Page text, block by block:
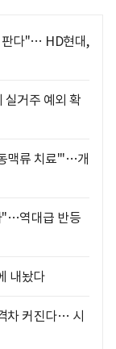
판다"… HD현대,
거주 예외 확
맥류 치료'"…개
"…역대급 반등
내놨다
차 커진다… 시